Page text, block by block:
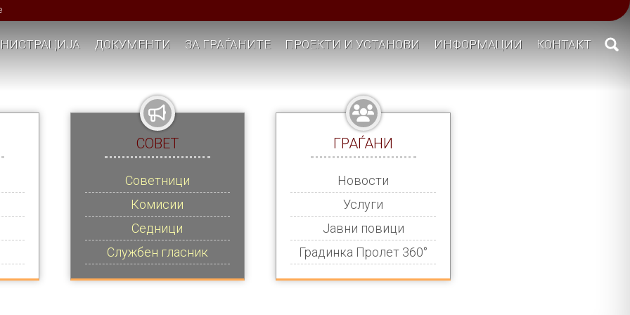
ДОКУМЕНТИ ЗА ГРАЃАНИТЕ ПРОЕКТИ И УСТАНОВИ ИНФОРМАЦИИ КОНТАКТ
СОВЕТ
Советници
Комисии
Седници
Службен гласник
ГРАЃАНИ
Новости
Услуги
Јавни повици
Градинка Пролет 360°